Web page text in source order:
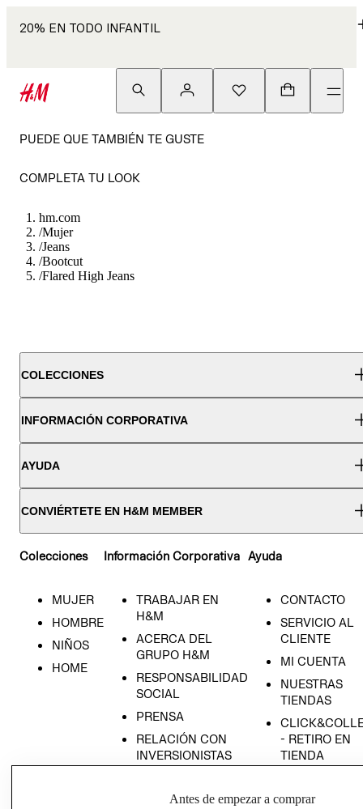
20% EN TODO INFANTIL
PUEDE QUE TAMBIÉN TE GUSTE
COMPLETA TU LOOK
hm.com
/Mujer
/Jeans
/Bootcut
/Flared High Jeans
COLECCIONES
INFORMACIÓN CORPORATIVA
AYUDA
CONVIÉRTETE EN H&M MEMBER
Colecciones
MUJER
HOMBRE
NIÑOS
HOME
Información Corporativa
TRABAJAR EN
H&M
ACERCA DEL
GRUPO H&M
RESPONSABILIDAD
SOCIAL
PRENSA
RELACIÓN CON
INVERSIONISTAS
EMPRESARIAL
Ayuda
CONTACTO
SERVICIO AL
CLIENTE
MI CUENTA
NUESTRAS
TIENDAS
- RETIRO EN
TIENDA
CONDICIONES
Antes de empezar a comprar